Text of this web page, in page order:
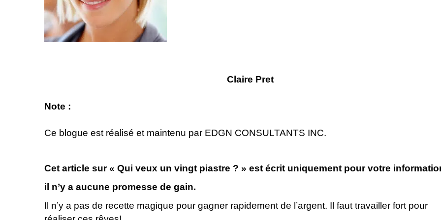
Claire Pret
Note :
Ce blogue est réalisé et maintenu par EDGN CONSULTANTS INC.
Cet article sur « Qui veux un vingt piastre ? » est écrit uniquement pour votre
il n’y a aucune promesse de gain.
Il n’y a pas de recette magique pour gagner rapidement de l’argent. Il faut travailler fort pour